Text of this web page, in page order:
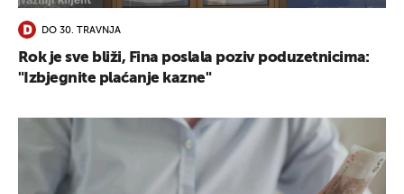
DO 30. TRAVNJA
Rok je sve bliži, Fina poslala poziv poduzetnicima:
"Izbjegnite plaćanje kazne"